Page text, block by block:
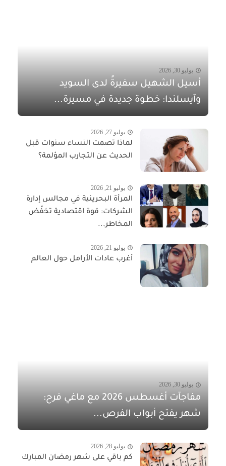
يوليو 30, 2026
أسيل الشهيل سفيرةً لدى السويد
وآيسلندا: خطوة جديدة في مسيرة...
يوليو 27, 2026
لماذا تصمت النساء سنوات قبل
الحديث عن التجارب المؤلمة؟
يوليو 21, 2026
المرأة البحرينية في مجالس إدارة
الشركات: قوة اقتصادية تخفّض
المخاطر...
يوليو 21, 2026
أغرب عادات الأرامل حول العالم
يوليو 30, 2026
مفاجآت أغسطس 2026 مع ماغي فرح:
شهر يفتح أبواب الفرص...
يوليو 28, 2026
كم باقي على شهر رمضان المبارك